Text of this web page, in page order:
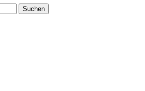
Suchen